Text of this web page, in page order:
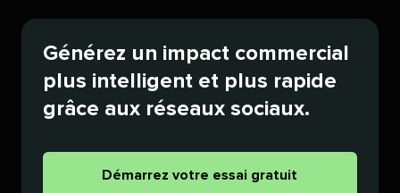
Générez un impact commercial
plus intelligent et plus rapide
grâce aux réseaux sociaux.​​
Démarrez votre essai gratuit​​